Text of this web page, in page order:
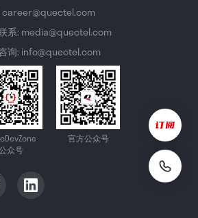
career@quectel.com
系: media@quectel.com
询: info@quectel.com
众号
官方公众号